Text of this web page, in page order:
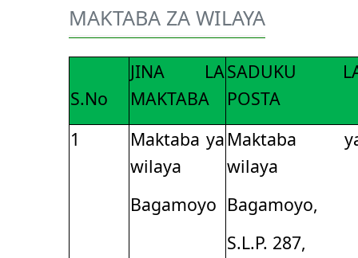
MAKTABA ZA WILAYA
S.No
JINA LA
MAKTABA
SADUKU
POSTA
1
Maktaba ya
wilaya
Bagamoyo
Maktaba
wilaya
Bagamoyo,
S.L.P. 287,